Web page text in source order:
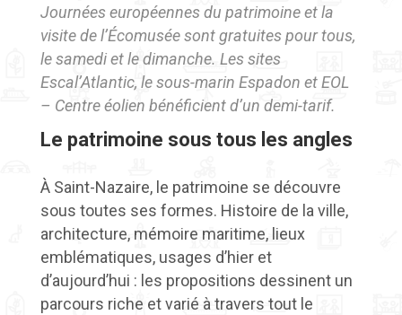
Journées européennes du patrimoine et la
visite de l’Écomusée sont gratuites pour tous,
le samedi et le dimanche. Les sites
Escal’Atlantic, le sous-marin Espadon et EOL
– Centre éolien bénéficient d’un demi-tarif.
Le patrimoine sous tous les angles
À Saint-Nazaire, le patrimoine se découvre
sous toutes ses formes. Histoire de la ville,
architecture, mémoire maritime, lieux
emblématiques, usages d’hier et
d’aujourd’hui : les propositions dessinent un
parcours riche et varié à travers tout le